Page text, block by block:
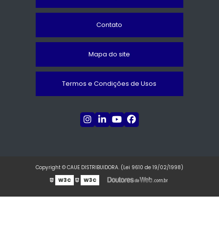
Contato
Mapa do site
Termos e Condições de Usos
Copyright © CAUE DISTRIBUIDORA. (Lei 9610 de 19/02/1998)
W3C
W3C